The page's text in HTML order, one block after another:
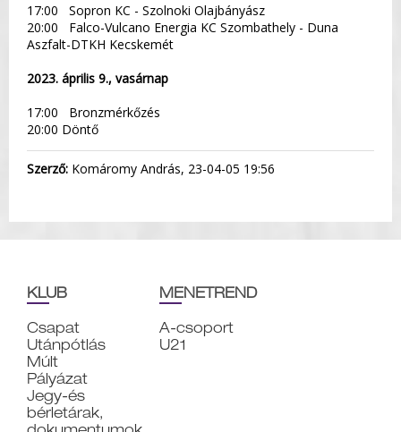
17:00 Sopron KC - Szolnoki Olajbányász
20:00 Falco-Vulcano Energia KC Szombathely - Duna
Aszfalt-DTKH Kecskemét
2023. április 9., vasárnap
17:00 Bronzmérkőzés
20:00 Döntő
Szerző: Komáromy András, 23-04-05 19:56
KLUB
Csapat
Utánpótlás
Múlt
Pályázat
Jegy-és
bérletárak,
MENETREND
A-csoport
U21